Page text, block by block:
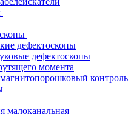
дефектоскопы
дефектоскопы
момента
контроль
малоканальная